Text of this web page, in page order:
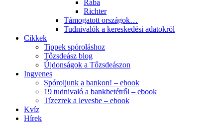
Rába
Richter
Támogatott országok…
Tudnivalók a kereskedési adatokról
Cikkek
Tippek spóroláshoz
Tőzsdeász blog
Újdonságok a Tőzsdeászon
Ingyenes
Spóroljunk a bankon! – ebook
19 tudnivaló a bankbetétről – ebook
Tízezrek a levesbe – ebook
Kvíz
Hírek